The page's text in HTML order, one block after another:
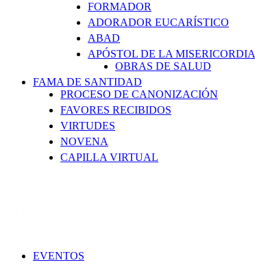
FORMADOR
ADORADOR EUCARÍSTICO
ABAD
APÓSTOL DE LA MISERICORDIA
OBRAS DE SALUD
FAMA DE SANTIDAD
PROCESO DE CANONIZACIÓN
FAVORES RECIBIDOS
VIRTUDES
NOVENA
CAPILLA VIRTUAL
EVENTOS